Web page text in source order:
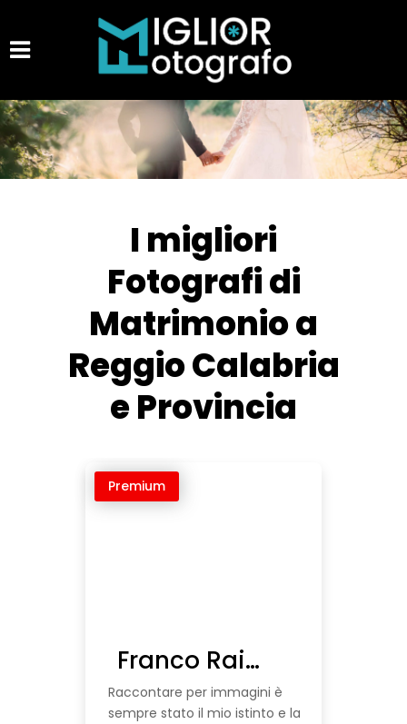
I migliori
Fotografi di
Matrimonio a
Reggio Calabria
e Provincia
Franco Raineri
Premium
Raccontare per immagini è
sempre stato il mio istinto e la